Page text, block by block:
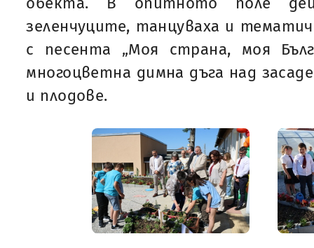
зеленчуците, танцуваха и
с песента „Моя страна, моя
многоцветна димна дъга над
и плодове.